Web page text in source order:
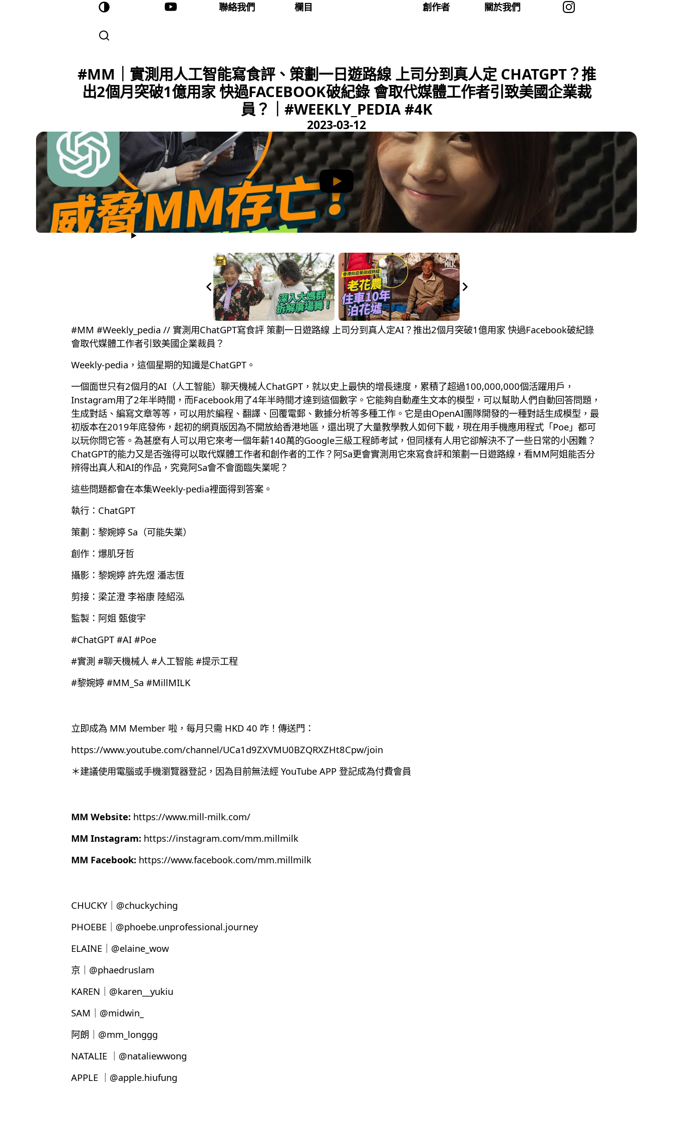
聯絡我們 欄目 創作者 關於我們
#MM｜實測用人工智能寫食評、策劃一日遊路線 上司分到真人定 CHATGPT？推
出2個月突破1億用家 快過FACEBOOK破紀錄 會取代媒體工作者引致美國企業裁
員？｜#WEEKLY_PEDIA #4K
2023-03-12
#MM #Weekly_pedia // 實測用ChatGPT寫食評 策劃一日遊路線 上司分到真人定AI？推出2個月突破1億用家 快過Facebook破紀錄
會取代媒體工作者引致美國企業裁員？
Weekly-pedia，這個星期的知識是ChatGPT。
一個面世只有2個月的AI（人工智能）聊天機械人ChatGPT，就以史上最快的增長速度，累積了超過100,000,000個活躍用戶，
Instagram用了2年半時間，而Facebook用了4年半時間才達到這個數字。它能夠自動產生文本的模型，可以幫助人們自動回答問題，
生成對話、編寫文章等等，可以用於編程、翻譯、回覆電郵、數據分析等多種工作。它是由OpenAI團隊開發的一種對話生成模型，最
初版本在2019年底發佈，起初的網頁版因為不開放給香港地區，還出現了大量教學教人如何下載，現在用手機應用程式「Poe」都可
以玩你問它答。為甚麼有人可以用它來考一個年薪140萬的Google三級工程師考試，但同樣有人用它卻解決不了一些日常的小困難？
ChatGPT的能力又是否強得可以取代媒體工作者和創作者的工作？阿Sa更會實測用它來寫食評和策劃一日遊路線，看MM阿姐能否分
辨得出真人和AI的作品，究竟阿Sa會不會面臨失業呢？
這些問題都會在本集Weekly-pedia裡面得到答案。
執行：ChatGPT
策劃：黎婉婷 Sa（可能失業）
創作：爆肌牙哲
攝影：黎婉婷 許先煜 潘志恆
剪接：梁芷澄 李裕康 陸紹泓
監製：阿姐 甄俊宇
#ChatGPT #AI #Poe
#實測 #聊天機械人 #人工智能 #提示工程
#黎婉婷 #MM_Sa #MillMILK
立即成為 MM Member 啦，每月只需 HKD 40 咋！傳送門：
https://www.youtube.com/channel/UCa1d9ZXVMU0BZQRXZHt8Cpw/join
＊建議使用電腦或手機瀏覽器登記，因為目前無法經 YouTube APP 登記成為付費會員
MM Website: https://www.mill-milk.com/
MM Instagram: https://instagram.com/mm.millmilk
MM Facebook: https://www.facebook.com/mm.millmilk
CHUCKY｜@chuckyching
PHOEBE｜@phoebe.unprofessional.journey
ELAINE｜@elaine_wow
京｜@phaedruslam
KAREN｜@karen__yukiu
SAM｜@midwin_
阿朗｜@mm_longgg
NATALIE ｜@nataliewwong
APPLE ｜@apple.hiufung